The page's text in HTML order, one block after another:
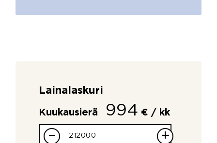
Lainalaskuri
Kuukausierä 994 € / kk
– +